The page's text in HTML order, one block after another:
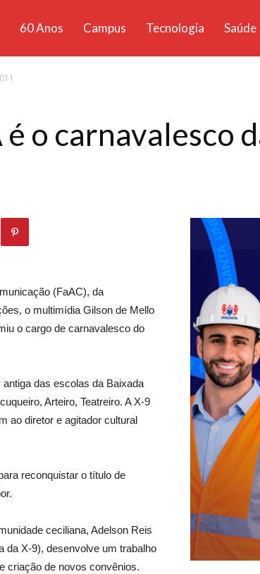
60 Anos Campus Tecnologia Saúde
o carnavalesco
(FaAC), da
o multimídia Gilson de Mello
o cargo de carnavalesco do
das escolas da Baixada
Arteiro, Teatreiro. A X-9
ao diretor e agitador cultural
reconquistar o título de
ceciliana, Adelson Reis
da X-9), desenvolve um trabalho
criação de novos convênios.